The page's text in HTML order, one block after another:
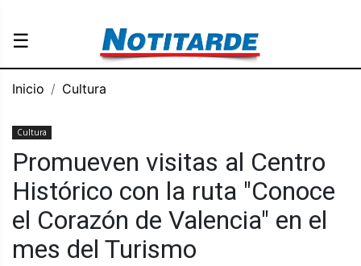
☰
Inicio Cultura
Cultura
Promueven visitas al Centro
Histórico con la ruta "Conoce
el Corazón de Valencia" en el
mes del Turismo